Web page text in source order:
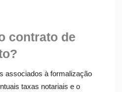
contrato de
associados à formalização
taxas notariais e o